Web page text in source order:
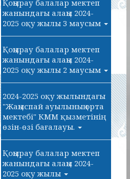
Қоңырау балалар мектеп
жанындағы алаңы 2024-
2025 оқу жылы 3 маусым
Қоңырау балалар мектеп
жанындағы алаңы 2024-
2025 оқу жылы 2 маусым
2024-2025 оқу жылындағы
"Жаңыспай ауылының орта
мектебі" КММ қызметінің
өзін-өзі бағалауы.
Қоңырау балалар мектеп
жанындағы алаңы 2024-
2025 оқу жылы